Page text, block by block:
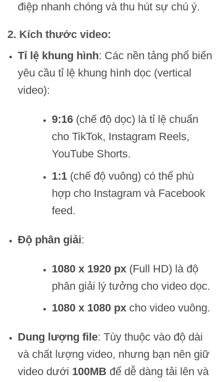
điệp nhanh chóng và thu hút sự chú ý.
2. Kích thước video:
Tỉ lệ khung hình: Các nền tảng phổ biến
yêu cầu tỉ lệ khung hình dọc (vertical
video):
9:16(chế độ dọc) là tỉ lệ chuẩn
cho TikTok, Instagram Reels,
YouTube Shorts.
1:1(chế độ vuông) có thể phù
hợp cho Instagram và Facebook
feed.
Độ phân giải:
1080 x 1920 px(Full HD) là độ
phân giải lý tưởng cho video dọc.
1080 x 1080 pxcho video vuông.
Dung lượng file: Tùy thuộc vào độ dài
và chất lượng video, nhưng bạn nên giữ
video dưới 100MB để dễ dàng tải lên và